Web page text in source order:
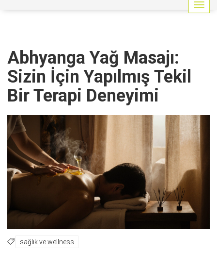
G
e
k
a
p
a
Abhyanga Yağ Masajı:
Sizin İçin Yapılmış Tekil
Bir Terapi Deneyimi
sağlık ve wellness